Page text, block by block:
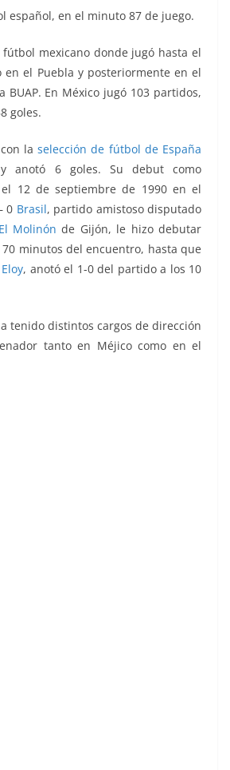
español, en el minuto 87 de juego.
fútbol mexicano donde jugó hasta el
en el Puebla y posteriormente en el
BUAP. En México jugó 103 partidos,
goles.
la selección de fútbol de España
anotó 6 goles. Su debut como
12 de septiembre de 1990 en el
0 Brasil, partido amistoso disputado
Molinón de Gijón, le hizo debutar
70 minutos del encuentro, hasta que
Eloy, anotó el 1-0 del partido a los 10
tenido distintos cargos de dirección
tanto en Méjico como en el